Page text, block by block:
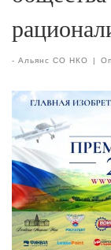
- Альянс СО НКО |